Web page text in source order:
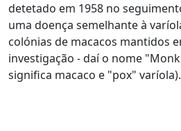
detetado em 1958 no
uma doença semelhante à
colónias de macacos mantidos
investigação - daí o nome
significa macaco e "pox" varíola).